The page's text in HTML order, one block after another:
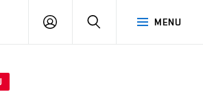
MENU
PŘIHLÁSIT